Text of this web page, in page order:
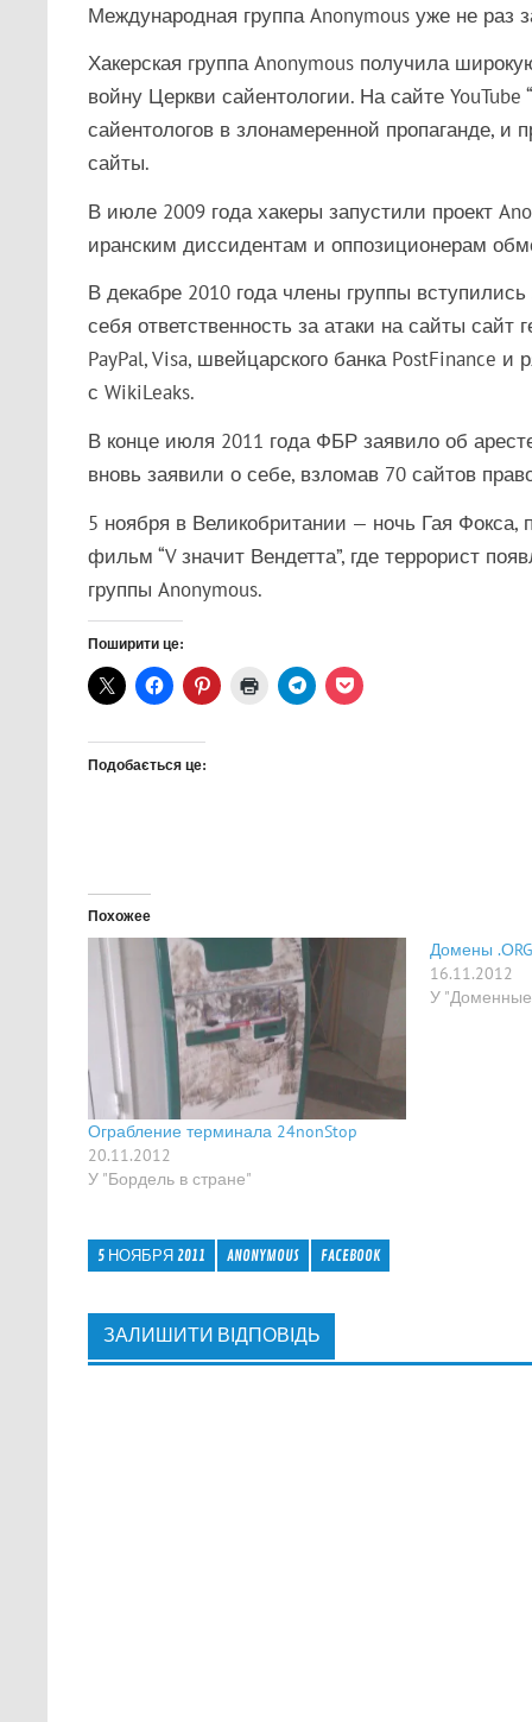
Международная группа Anonymous уже не раз
Хакерская группа Anonymous получила
войну Церкви сайентологии. На сайте
сайентологов в злонамеренной пропаганде, и
сайты.
В июле 2009 года хакеры запустили проект
иранским диссидентам и оппозиционерам
В декабре 2010 года члены группы
себя ответственность за атаки на сайты
PayPal, Visa, швейцарского банка PostFinance
с WikiLeaks.
В конце июля 2011 года ФБР заявило об
вновь заявили о себе, взломав 70 сайтов
5 ноября в Великобритании — ночь Гая Фокса,
фильм “V значит Вендетта”, где террорист
группы Anonymous.
Поширити це:
Подобається це:
Похожее
Ограбление терминала 24nonStop
20.11.2012
У "Бордель в стране"
Домены
16.11.2012
У
5 НОЯБРЯ 2011 ANONYMOUS FACEBOOK
ЗАЛИШИТИ ВІДПОВІДЬ